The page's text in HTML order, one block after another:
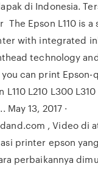
di Indonesia.
The Epson L110 is a
with integrated
technology
can print Epson-
L110 L210 L300 L310
May 13, 2017 ·
, Video di
printer epson
perbaikannya